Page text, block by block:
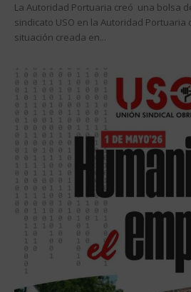
La Autoridad Portuaria creó una bolsa
sindicato USO en la Autoridad
situación creada en...